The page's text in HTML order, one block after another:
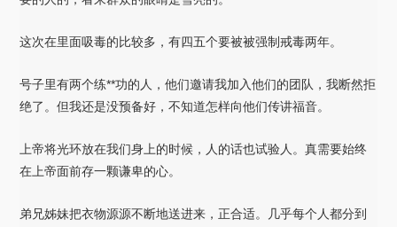
这次在里面吸毒的比较多，有四五个要被被强制戒毒两年。
号子里有两个练**功的人，他们邀请我加入他们的团队，我断然拒
绝了。但我还是没预备好，不知道怎样向他们传讲福音。
上帝将光环放在我们身上的时候，人的话也试验人。真需要始终
在上帝面前存一颗谦卑的心。
弟兄姊妹把衣物源源不断地送进来，正合适。几乎每个人都分到